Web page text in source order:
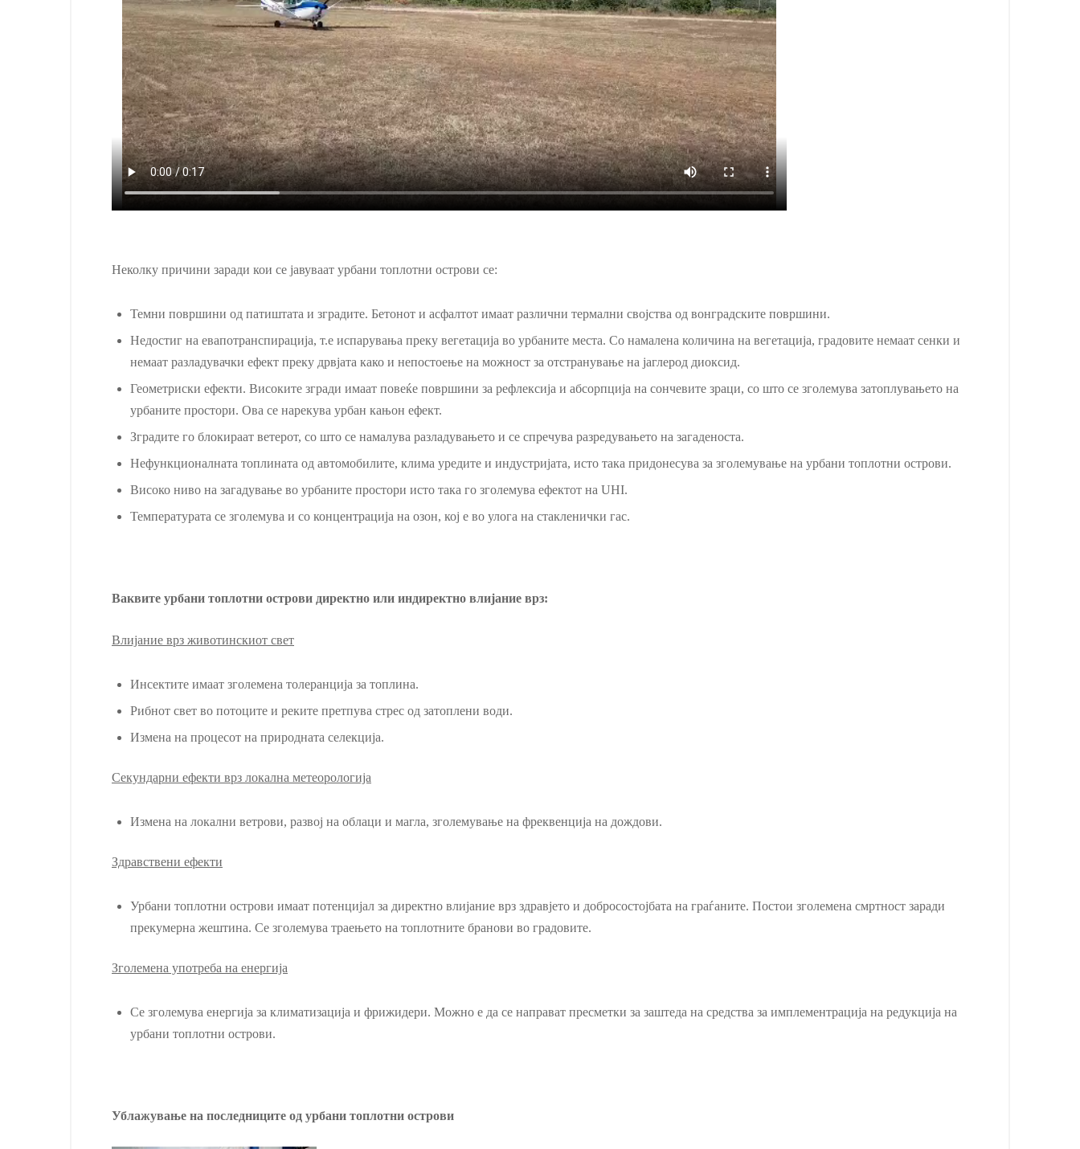
Неколку причини заради кои се јавуваат урбани топлотни острови се:
Темни површини од патиштата и зградите. Бетонот и асфалтот имаат различни термални својства од вонградските површини.
Недостиг на евапотранспирација, т.е испарувања преку вегетација во урбаните места. Со намалена количина на вегетација, градовите немаат сенки и
немаат разладувачки ефект преку дрвјата како и непостоење на можност за отстранување на јаглерод диоксид.
Геометриски ефекти. Високите згради имаат повеќе површини за рефлексија и абсорпција на сончевите зраци, со што се зголемува затоплувањето на
урбаните простори. Ова се нарекува урбан кањон ефект.
Зградите го блокираат ветерот, со што се намалува разладувањето и се спречува разредувањето на загаденоста.
Нефункционалната топлината од автомобилите, клима уредите и индустријата, исто така придонесува за зголемување на урбани топлотни острови.
Високо ниво на загадување во урбаните простори исто така го зголемува ефектот на UHI.
Температурата се зголемува и со концентрација на озон, кој е во улога на стакленички гас.
Ваквите урбани топлотни острови директно или индиректно влијание врз:
Влијание врз животинскиот свет
Инсектите имаат зголемена толеранција за топлина.
Рибнот свет во потоците и реките претпува стрес од затоплени води.
Измена на процесот на природната селекција.
Секундарни ефекти врз локална метеорологија
Измена на локални ветрови, развој на облаци и магла, зголемување на фреквенција на дождови.
Здравствени ефекти
Урбани топлотни острови имаат потенцијал за директно влијание врз здравјето и добросостојбата на граѓаните. Постои зголемена смртност заради
прекумерна жештина. Се зголемува траењето на топлотните бранови во градовите.
Зголемена употреба на енергија
Се зголемува енергија за климатизација и фрижидери. Можно е да се направат пресметки за заштеда на средства за имплементрација на редукција на
урбани топлотни острови.
Ублажување на последниците од урбани топлотни острови